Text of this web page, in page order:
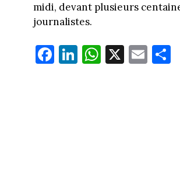
midi, devant plusieurs
journalistes.
Fa
ce
Li
nk
W
ha
X E
m
Pa
rt